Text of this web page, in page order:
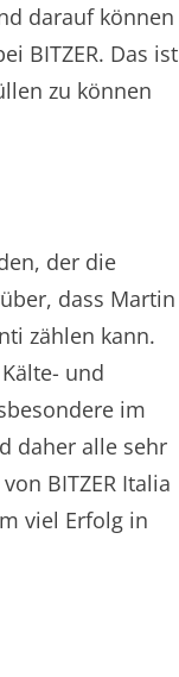
darauf können
BITZER. Das ist
zu können
der die
dass Martin
zählen kann.
und
im
daher alle sehr
BITZER Italia
viel Erfolg in